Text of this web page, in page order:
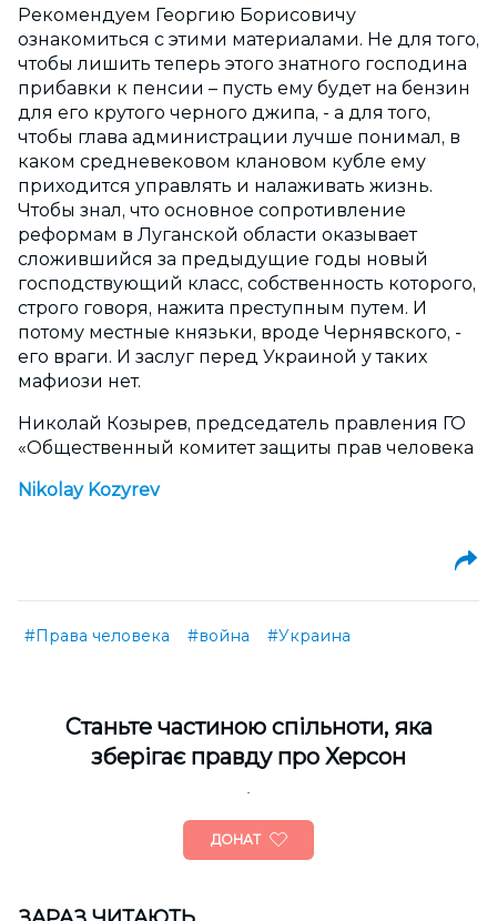
Рекомендуем Георгию Борисовичу
ознакомиться с этими материалами. Не для того,
чтобы лишить теперь этого знатного господина
прибавки к пенсии – пусть ему будет на бензин
для его крутого черного джипа, - а для того,
чтобы глава администрации лучше понимал, в
каком средневековом клановом кубле ему
приходится управлять и налаживать жизнь.
Чтобы знал, что основное сопротивление
реформам в Луганской области оказывает
сложившийся за предыдущие годы новый
господствующий класс, собственность которого,
строго говоря, нажита преступным путем. И
потому местные князьки, вроде Чернявского, -
его враги. И заслуг перед Украиной у таких
мафиози нет.
Николай Козырев, председатель правления ГО
«Общественный комитет защиты прав человека
Nikolay Kozyrev
#Права человека #война #Украина
Cтаньте частиною спільноти, яка
зберігає правду про Херсон
ДОНАТ